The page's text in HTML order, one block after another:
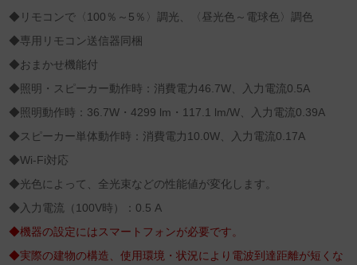
◆リモコンで〈100％～5％〉調光、〈昼光色～電球色〉調色
◆専用リモコン送信器同梱
◆おまかせ機能付
◆照明・スピーカー動作時：消費電力46.7W、入力電流0.5A
◆照明動作時：36.7W・4299 lm・117.1 lm/W、入力電流0.39A
◆スピーカー単体動作時：消費電力10.0W、入力電流0.17A
◆Wi-Fi対応
◆光色によって、全光束などの性能値が変化します。
◆入力電流（100V時）：0.5 A
◆機器の設定にはスマートフォンが必要です。
◆実際の建物の構造、使用環境・状況により電波到達距離が短くな